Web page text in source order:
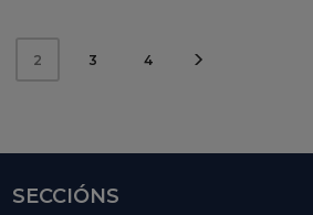
2 3 4
SECCIÓNS